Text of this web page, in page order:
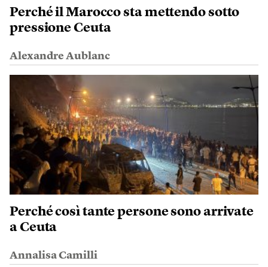
Perché il Marocco sta mettendo sotto
pressione Ceuta
Alexandre Aublanc
Perché così tante persone sono arrivate
a Ceuta
Annalisa Camilli